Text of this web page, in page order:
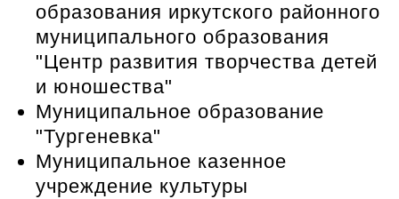
образования иркутского районного
муниципального образования
"Центр развития творчества детей
и юношества"
Муниципальное образование
"Тургеневка"
Муниципальное казенное
учреждение культуры